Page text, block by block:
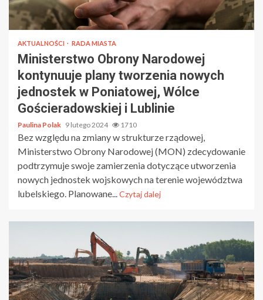
AKTUALNOŚCI RADA MIASTA
Ministerstwo Obrony Narodowej
kontynuuje plany tworzenia nowych
jednostek w Poniatowej, Wólce
Gościeradowskiej i Lublinie
Paulina Polak 9 lutego 2024 1710
Bez względu na zmiany w strukturze rządowej,
Ministerstwo Obrony Narodowej (MON) zdecydowanie
podtrzymuje swoje zamierzenia dotyczące utworzenia
nowych jednostek wojskowych na terenie województwa
lubelskiego. Planowane...Czytaj dalej